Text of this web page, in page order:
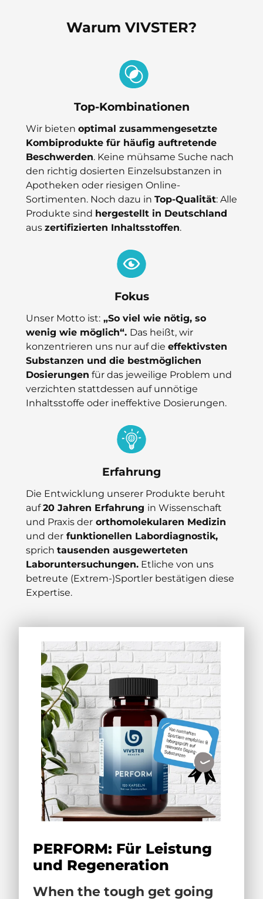
Warum VIVSTER?
Top-Kombinationen
Wir bieten optimal zusammengesetzte
Kombiprodukte für häufig auftretende
Beschwerden. Keine mühsame Suche nach
den richtig dosierten Einzelsubstanzen in
Apotheken oder riesigen Online-
Sortimenten. Noch dazu in Top-Qualität: Alle
Produkte sind hergestellt in Deutschland
aus zertifizierten Inhaltsstoffen.
Fokus
Unser Motto ist: „So viel wie nötig, so
wenig wie möglich“. Das heißt, wir
konzentrieren uns nur auf die effektivsten
Substanzen und die bestmöglichen
Dosierungen für das jeweilige Problem und
verzichten stattdessen auf unnötige
Inhaltsstoffe oder ineffektive Dosierungen.
Erfahrung
Die Entwicklung unserer Produkte beruht
auf20 Jahren Erfahrung in Wissenschaft
und Praxis der orthomolekularen Medizin
und der funktionellen Labordiagnostik,
sprich tausenden ausgewerteten
Laboruntersuchungen. Etliche von uns
betreute (Extrem-)Sportler bestätigen diese
Expertise.
PERFORM: Für Leistung
und Regeneration
When the tough get going